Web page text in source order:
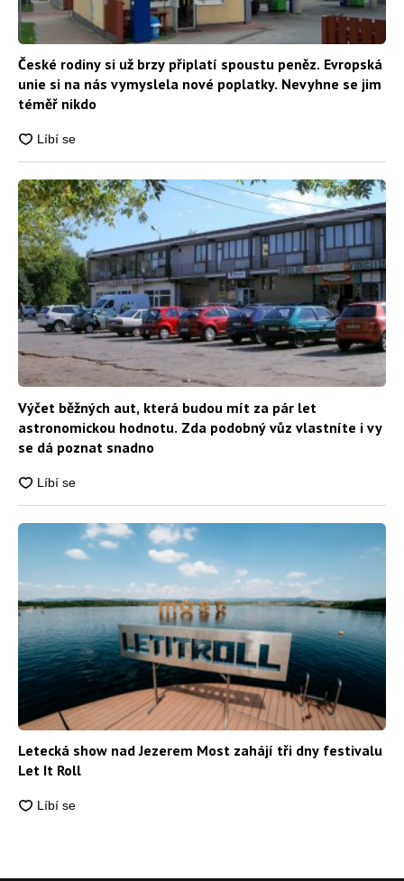
České rodiny si už brzy připlatí spoustu peněz. Evropská
unie si na nás vymyslela nové poplatky. Nevyhne se jim
téměř nikdo
Výčet běžných aut, která budou mít za pár let
astronomickou hodnotu. Zda podobný vůz vlastníte i vy
se dá poznat snadno
Letecká show nad Jezerem Most zahájí tři dny festivalu
Let It Roll